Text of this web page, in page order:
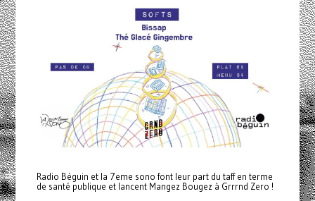
Radio Béguin et la 7eme sono font leur part du taff en terme
de santé publique et lancent Mangez Bougez à Grrrnd Zero !